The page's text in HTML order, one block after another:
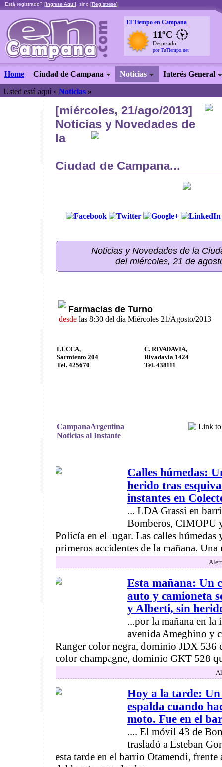
Está registrado? [Ingrese Aquí], sino [Regístrese]
El Tiempo en Campana
11ºC
Despejado
por TuTiempo.net
Home Ciudad de Campana Noticias Interés General
Usted está aquí » Noticias »
[miércoles, 21/ago/2013]
Noticias y Novedades de
la
Ciudad de Campana...
Noticias y Novedades de la
del miércoles, 21 de
Farmacias de Turno
desde las 8:30 del día Miércoles 21/Agosto/2013
LUCCA,
Sarmiento 204
Tel. 425670
C. RIVADAVIA,
Rivadavia 1424
Tel. 438111
CampanaArgentina
Noticias al Instante
Calles húmedas:
herido tras
instantes en
... LDA Grassi en
Bomberos, CIMOPU
Policía en el lugar. Las calles húmedas
primeros accidentes de la mañana. Una
Esta mañana: Un
auto y camioneta
y Alberti, sin
...por la mañana en la
avenida Ameghino y
Ranger color negra, dominio JDX 536
color champagne, dominio GKT 528
Hoy a la tarde: Un
espalda cuando
moto. Fue en el
.... El móvil 43 de
trasladó a Esteban
esta tarde en el barrio Otamendi,